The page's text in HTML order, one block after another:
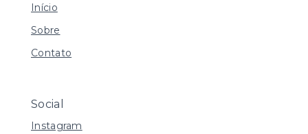
Início
Sobre
Contato
Social
Instagram